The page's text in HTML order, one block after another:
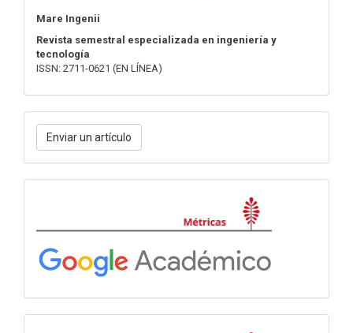
Mare Ingenii
Revista semestral especializada en ingeniería y
tecnología
ISSN: 2711-0621 (EN LÍNEA)
Enviar
un
artículo
Enviar un artículo